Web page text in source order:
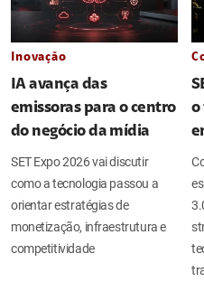
Inovação
IA avança das
emissoras para o centro
do negócio da mídia
SET Expo 2026 vai discutir
como a tecnologia passou a
orientar estratégias de
monetização, infraestrutura e
competitividade
o